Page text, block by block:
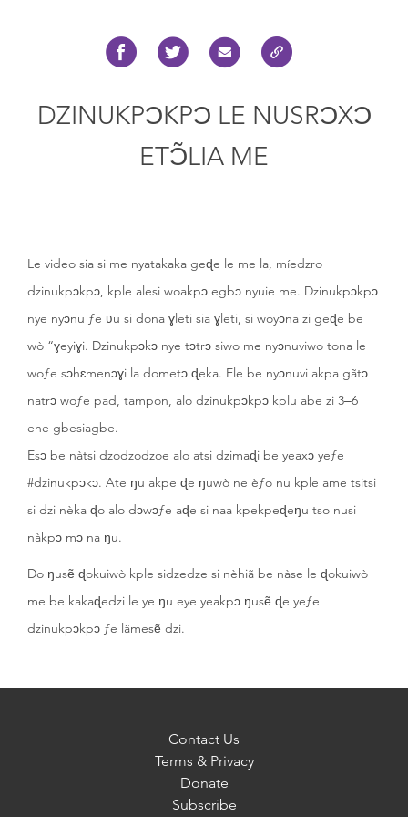
DZINUKPƆKPƆ LE NUSRƆXƆ
ETƆ̃LIA ME
Le video sia si me nyatakaka geɖe le me la, míedzro
dzinukpɔkpɔ, kple alesi woakpɔ egbɔ nyuie me. Dzinukpɔkpɔ
nye nyɔnu ƒe ʋu si dona ɣleti sia ɣleti, si woyɔna zi geɖe be
wò “ɣeyiɣi. Dzinukpɔkɔ nye tɔtrɔ siwo me nyɔnuviwo tona le
woƒe sɔhɛmenɔɣi la dometɔ ɖeka. Ele be nyɔnuvi akpa gãtɔ
natrɔ woƒe pad, tampon, alo dzinukpɔkpɔ kplu abe zi 3‒6
ene gbesiagbe.
Esɔ be nàtsi dzodzodzoe alo atsi dzimaɖi be yeaxɔ yeƒe
#dzinukpɔkɔ. Ate ŋu akpe ɖe ŋuwò ne èƒo nu kple ame tsitsi
si dzi nèka ɖo alo dɔwɔƒe aɖe si naa kpekpeɖeŋu tso nusi
nàkpɔ mɔ na ŋu.
Do ŋusẽ ɖokuiwò kple sidzedze si nèhiã be nàse le ɖokuiwò
me be kakaɖedzi le ye ŋu eye yeakpɔ ŋusẽ ɖe yeƒe
dzinukpɔkpɔ ƒe lãmesẽ dzi.
Contact Us
Terms & Privacy
Donate
Subscribe